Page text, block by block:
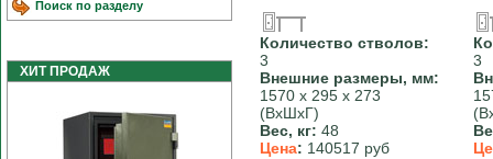
Поиск по разделу
ХИТ ПРОДАЖ
Количество стволов:
3
Внешние размеры, мм:
1570 х 295 х 273
(ВхШхГ)
Вес, кг: 48
Цена: 140517 руб
3